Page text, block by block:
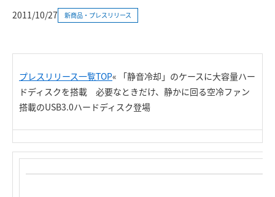
2011/10/27 新商品・プレスリリース
プレスリリース一覧TOP« 「静音冷却」のケースに大容量ハー
ドディスクを搭載 必要なときだけ、静かに回る空冷ファン
搭載のUSB3.0ハードディスク登場